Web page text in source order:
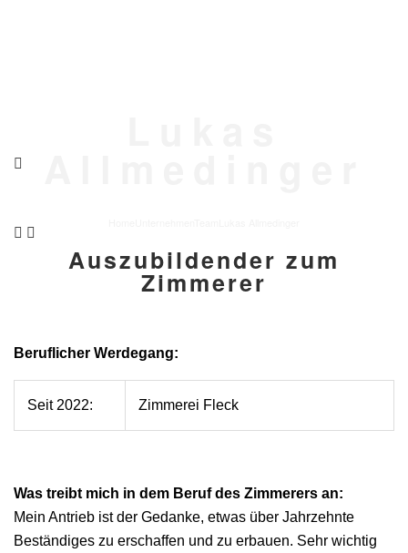
Auszubildender zum
Zimmerer
Beruflicher Werdegang:
Seit 2022: Zimmerei Fleck
Was treibt mich in dem Beruf des Zimmerers an:
Mein Antrieb ist der Gedanke, etwas über Jahrzehnte
Beständiges zu erschaffen und zu erbauen. Sehr wichtig